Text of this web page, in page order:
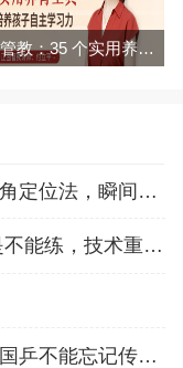
《正面管教：35 个实用养育工具，高效培养孩子自主学习》音频与解说 全集百度网盘百度云下载
开发打乒乓球的空间感：三角定位法，瞬间找准最佳击球点
业余练乒乓球:反手拧拉不是不能练，技术重点就不在手上
一拍振醒中国体育的春天，国乒不能忘记传奇前辈这份初心！